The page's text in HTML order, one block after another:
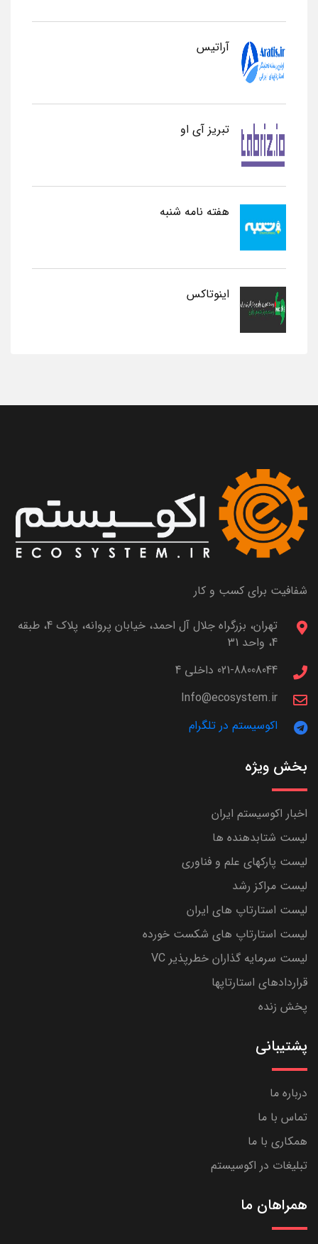
آراتیس
تبریز آی او
هفته نامه شنبه
اینوتاکس
شفافیت برای کسب و کار
تهران، بزرگراه جلال آل احمد، خیابان پروانه، پلاک 4، طبقه
4، واحد 31
021-88008044 داخلی 4
Info@ecosystem.ir
اکوسیستم در تلگرام
بخش ویژه
اخبار اکوسیستم ایران
لیست شتابدهنده ها
لیست پارکهای علم و فناوری
لیست مراکز رشد
لیست استارتاپ های ایران
لیست استارتاپ های شکست خورده
لیست سرمایه گذاران خطرپذیر VC
قراردادهای استارتاپها
پخش زنده
پشتیبانی
درباره ما
تماس با ما
همکاری با ما
تبلیغات در اکوسیستم
همراهان ما